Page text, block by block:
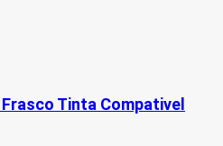
Tinta Compativel